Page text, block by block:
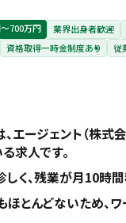
700万円 業界出身者歓迎
資格取得一時金制度あり 従
、エージェント（株
求人です。
しく、残業が月10時
とんどないため、